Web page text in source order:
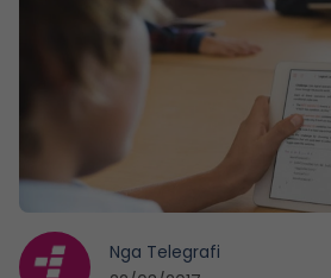
Nga Telegrafi